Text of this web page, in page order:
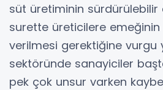
süt üretiminin sürdürülebilir
surette üreticilere emeğinin
verilmesi gerektiğine vurgu
sektöründe sanayiciler
pek çok unsur varken